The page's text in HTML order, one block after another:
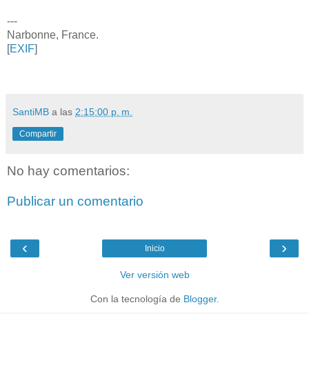
---
Narbonne, France.
[EXIF]
SantiMB a las 2:15:00 p. m.
Compartir
No hay comentarios:
Publicar un comentario
‹ ›
Inicio
Ver versión web
Con la tecnología de Blogger.